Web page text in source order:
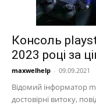
Консоль
2023 році за
maxwelhelp - 09.09.2021
Відомий інформатор
достовірні витоку,